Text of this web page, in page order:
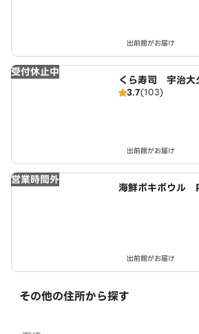
出前館がお届け
受付休止中
くら寿司 宇治大
3.7(103)
出前館がお届け
営業時間外
海鮮ポキボウ
出前館がお届け
その他の住所から探す